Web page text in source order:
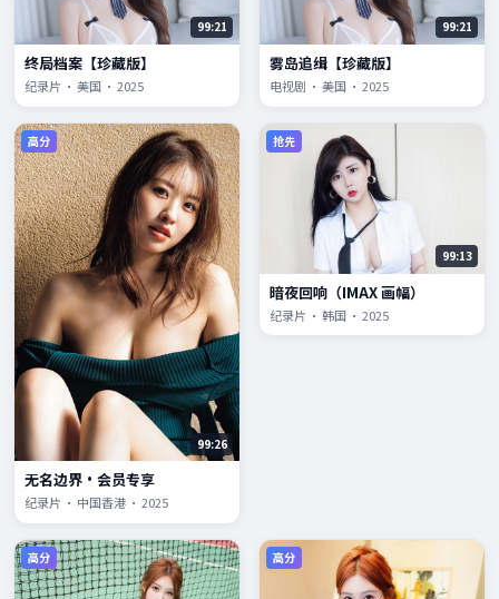
99:21
终局档案【珍藏版】
纪录片 · 美国 · 2025
99:21
雾岛追缉【珍藏版】
电视剧 · 美国 · 2025
高分
99:26
无名边界·会员专享
纪录片 · 中国香港 · 2025
抢先
99:13
暗夜回响（IMAX 画幅）
纪录片 · 韩国 · 2025
高分 高分